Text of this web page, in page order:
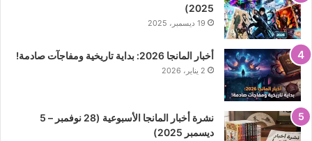
2025)
19 ديسمبر، 2025
أخبار المانجا 2026: بداية تاريخية ومفاجآت صادمة!
2 يناير، 2026
نشرة أخبار المانجا الأسبوعية (28 نوفمبر – 5
ديسمبر 2025)